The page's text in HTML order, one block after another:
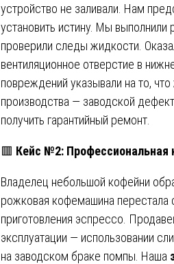
устройство не заливали. Нам
установить истину. Мы выполнили
проверили следы жидкости.
вентиляционное отверстие в
повреждений указывали на то,
производства — заводской
получить гарантийный ремонт.
🟥 Кейс №2: Профессиональная
Владелец небольшой кофейни
рожковая кофемашина перестала
приготовления эспрессо.
эксплуатации — использовании
на заводском браке помпы. Наша